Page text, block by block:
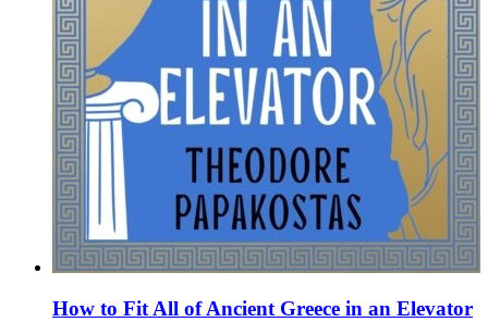
How to Fit All of Ancient Greece in an Elevator